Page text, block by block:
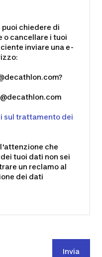
chiedere di
cancellare i tuoi
inviare una e-
?
sul trattamento dei
che
tuoi dati non sei
un reclamo al
dei dati
Invia